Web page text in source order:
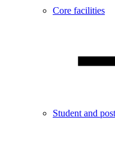
Core facilities
Student and